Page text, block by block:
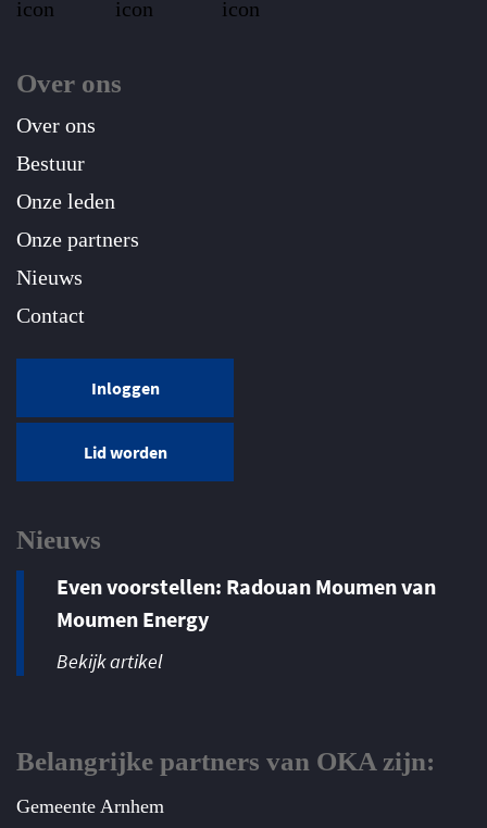
Over ons
Over ons
Bestuur
Onze leden
Onze partners
Nieuws
Contact
Inloggen
Lid worden
Nieuws
Even voorstellen: Radouan Moumen van
Moumen Energy
Bekijk artikel
Belangrijke partners van OKA zijn:
Gemeente Arnhem